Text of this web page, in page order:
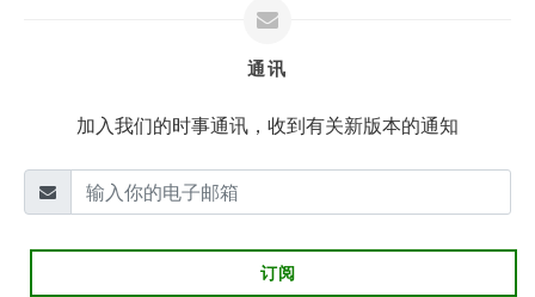
通讯
加入我们的时事通讯，收到有关新版本的通知
订阅